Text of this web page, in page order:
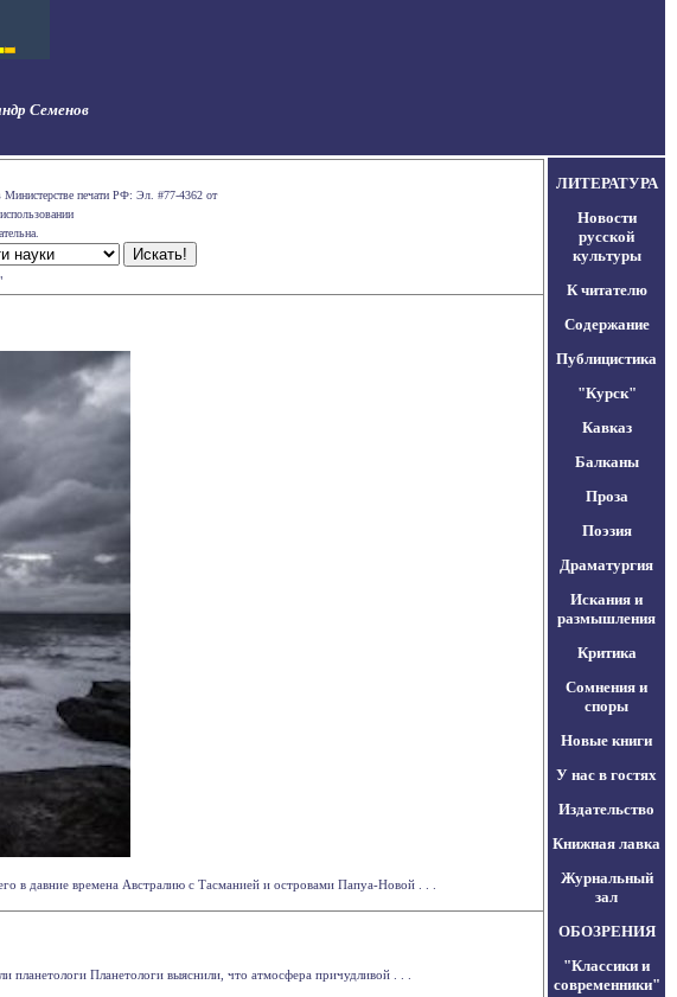
Семенов
Министерстве печати РФ: Эл. #77-4362 от
в давние времена Австралию с Тасманией и островами Папуа-Новой . . .
планетологи Планетологи выяснили, что атмосфера причудливой . . .
ЛИТЕРАТУРА
Новости
русской
культуры
К читателю
Содержание
Публицистика
"Курск"
Кавказ
Балканы
Проза
Поэзия
Драматургия
Искания и
размышления
Критика
Сомнения и
споры
Новые книги
У нас в гостях
Издательство
Книжная лавка
Журнальный
зал
ОБОЗРЕНИЯ
"Классики и
современники"